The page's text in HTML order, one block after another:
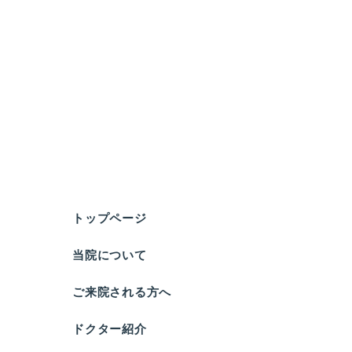
トップページ
当院について
ご来院される方へ
ドクター紹介